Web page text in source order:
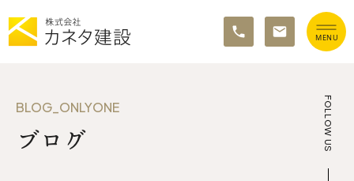
イベント情報 FOLLOW US
BLOG_ONLYONE
ブログ